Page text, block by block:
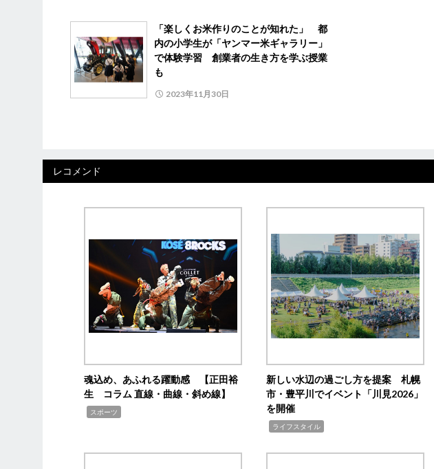
「楽しくお米作りのことが知れた」 都
内の小学生が「ヤンマー米ギャラリー」
で体験学習 創業者の生き方を学ぶ授業
も
2023年11月30日
レコメンド
魂込め、あふれる躍動感 【正田裕
生 コラム 直線・曲線・斜め線】
スポーツ
新しい水辺の過ごし方を提案 札幌
市・豊平川でイベント「川見2026」
を開催
ライフスタイル